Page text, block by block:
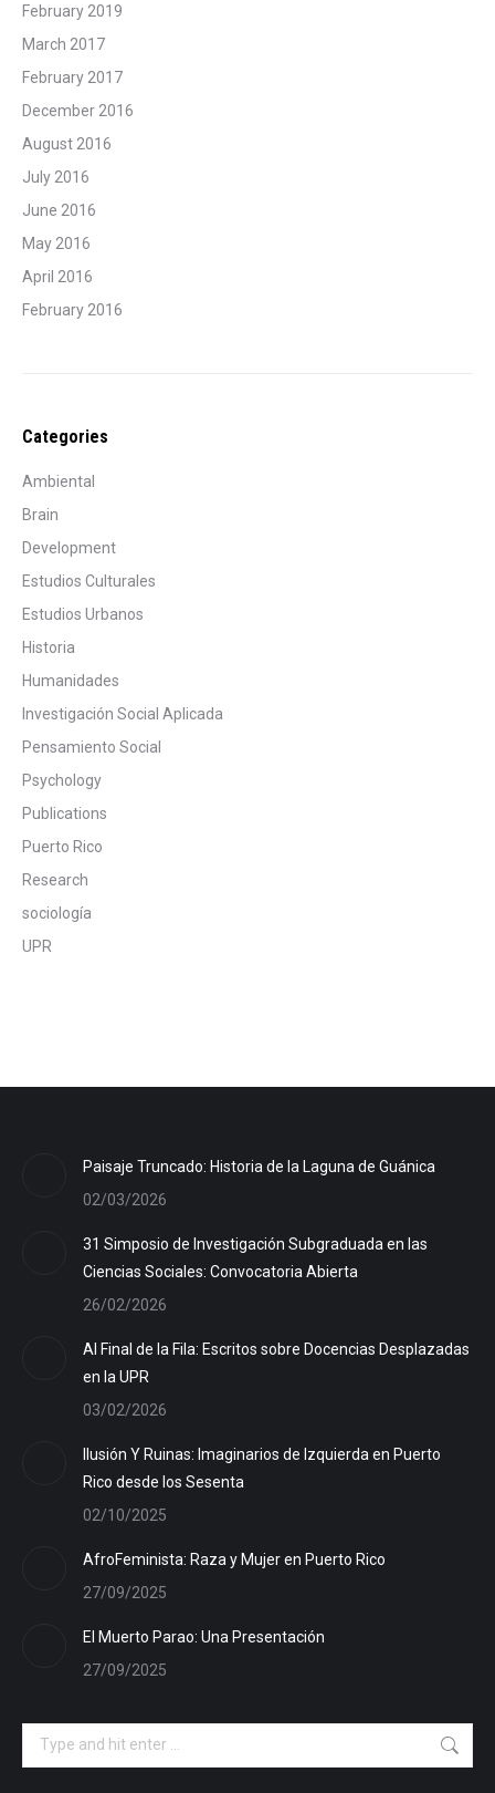
February 2019
March 2017
February 2017
December 2016
August 2016
July 2016
June 2016
May 2016
April 2016
February 2016
Categories
Ambiental
Brain
Development
Estudios Culturales
Estudios Urbanos
Historia
Humanidades
Investigación Social Aplicada
Pensamiento Social
Psychology
Publications
Puerto Rico
Research
sociología
UPR
Paisaje Truncado: Historia de la Laguna de Guánica
02/03/2026
31 Simposio de Investigación Subgraduada en las
Ciencias Sociales: Convocatoria Abierta
26/02/2026
Al Final de la Fila: Escritos sobre Docencias Desplazadas
en la UPR
03/02/2026
Ilusión Y Ruinas: Imaginarios de Izquierda en Puerto
Rico desde los Sesenta
02/10/2025
AfroFeminista: Raza y Mujer en Puerto Rico
27/09/2025
El Muerto Parao: Una Presentación
27/09/2025
Search: